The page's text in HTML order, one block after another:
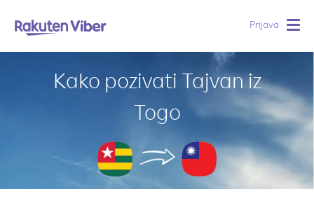
Prijava
Kako pozivati Tajvan iz
Togo